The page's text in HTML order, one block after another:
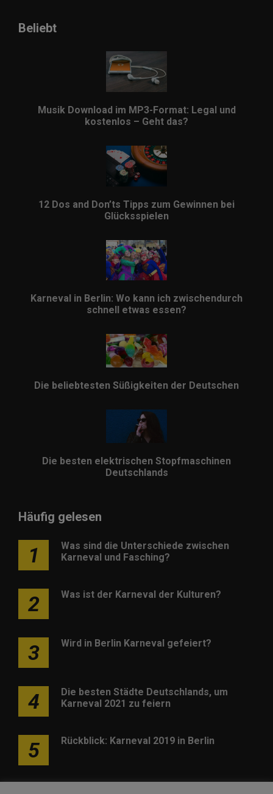
Beliebt
Musik Download im MP3-Format: Legal und
kostenlos – Geht das?
12 Dos and Don’ts Tipps zum Gewinnen bei
Glücksspielen
Karneval in Berlin: Wo kann ich zwischendurch
schnell etwas essen?
Die beliebtesten Süßigkeiten der Deutschen
Die besten elektrischen Stopfmaschinen
Deutschlands
Häufig gelesen
1
Was sind die Unterschiede zwischen
Karneval und Fasching?
2 Was ist der Karneval der Kulturen?
3 Wird in Berlin Karneval gefeiert?
4
Die besten Städte Deutschlands, um
Karneval 2021 zu feiern
5 Rückblick: Karneval 2019 in Berlin